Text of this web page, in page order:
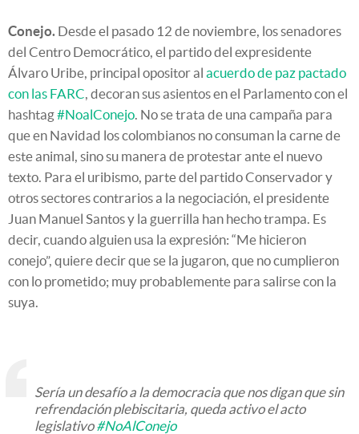
Conejo. Desde el pasado 12 de noviembre, los senadores
del Centro Democrático, el partido del expresidente
Álvaro Uribe, principal opositor al acuerdo de paz pactado
con las FARC , decoran sus asientos en el Parlamento con el
hashtag#NoalConejo . No se trata de una campaña para
que en Navidad los colombianos no consuman la carne de
este animal, sino su manera de protestar ante el nuevo
texto. Para el uribismo, parte del partido Conservador y
otros sectores contrarios a la negociación, el presidente
Juan Manuel Santos y la guerrilla han hecho trampa. Es
decir, cuando alguien usa la expresión: “Me hicieron
conejo”, quiere decir que se la jugaron, que no cumplieron
con lo prometido; muy probablemente para salirse con la
suya.
Sería un desafío a la democracia que nos digan que sin
refrendación plebiscitaria, queda activo el acto
legislativo#NoAlConejo